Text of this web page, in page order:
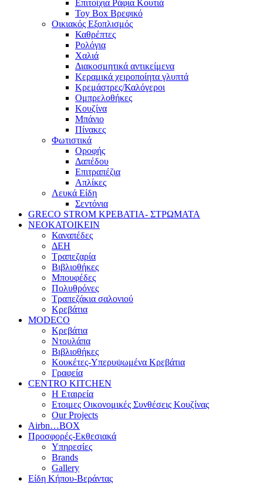
Επιτοίχια Ράφια Κουτιά
Toy Box Βρεφικό
Οικιακός Εξοπλισμός
Καθρέπτες
Ρολόγια
Χαλιά
Διακοσμητικά αντικείμενα
Κεραμικά χειροποίητα γλυπτά
Κρεμάστρες/Καλόγεροι
Ομπρελοθήκες
Κουζίνα
Μπάνιο
Πίνακες
Φωτιστικά
Οροφής
Δαπέδου
Επιτραπέζια
Απλίκες
Λευκά Είδη
Σεντόνια
GRECO STROM ΚΡΕΒΑΤΙΑ- ΣΤΡΩΜΑΤΑ
ΝΕΟΚΑΤΟΙΚΕΙΝ
Καναπέδες
ΔΕΗ
Τραπεζαρία
Βιβλιοθήκες
Μπουφέδες
Πολυθρόνες
Τραπεζάκια σαλονιού
Κρεβάτια
MODECO
Κρεβάτια
Ντουλάπα
Βιβλιοθήκες
Κουκέτες-Υπερυψωμένα Κρεβάτια
Γραφεία
CENTRO KITCHEN
Η Εταιρεία
Ετοιμες Οικονομικές Συνθέσεις Κουζίνας
Our Projects
Airbn…BOX
Προσφορές-Εκθεσιακά
Υπηρεσίες
Brands
Gallery
Είδη Κήπου-Βεράντας